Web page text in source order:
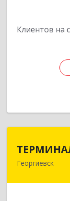
Клиентов на
Георгиевск
357820,